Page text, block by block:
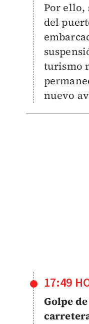
Por ello,
del
turismo
nuevo
17:49
Golpe